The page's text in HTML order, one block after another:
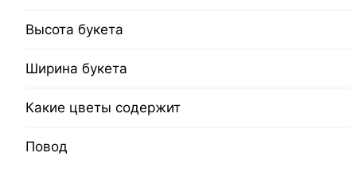
Высота букета
Ширина букета
Какие цветы содержит
Повод